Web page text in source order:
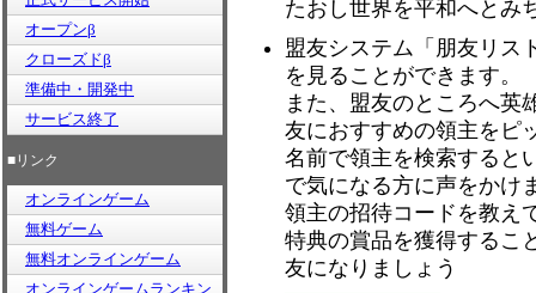
オープンβ
クローズドβ
準備中・開発中
サービス終了
■リンク
オンラインゲーム
無料ゲーム
無料オンラインゲーム
オンラインゲームランキン
たおし世界を平和へとみ
盟友システム「朋友リス
を見ることができます。
また、盟友のところへ英
友におすすめの領主をピ
名前で領主を検索すると
で気になる方に声をかけ
領主の招待コードを教え
特典の賞品を獲得するこ
友になりましょう